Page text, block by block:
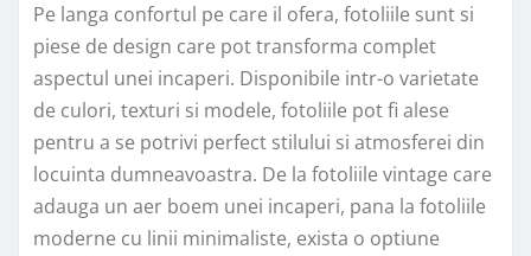
Pe langa confortul pe care il ofera, fotoliile sunt si
piese de design care pot transforma complet
aspectul unei incaperi. Disponibile intr-o varietate
de culori, texturi si modele, fotoliile pot fi alese
pentru a se potrivi perfect stilului si atmosferei din
locuinta dumneavoastra. De la fotoliile vintage care
adauga un aer boem unei incaperi, pana la fotoliile
moderne cu linii minimaliste, exista o optiune